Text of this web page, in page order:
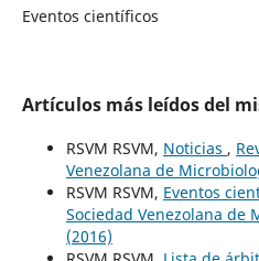
Eventos científicos
Artículos más leídos del
RSVM RSVM, Noticias ,
Venezolana de
RSVM RSVM, Eventos
Sociedad Venezolana de
(2016)